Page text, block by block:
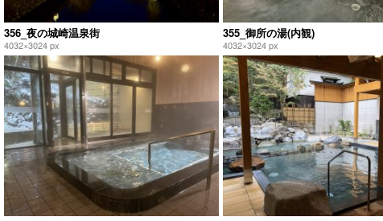
356_夜の城崎温泉街
4032×3024 px
355_御所の湯(内観)
4032×3024 px